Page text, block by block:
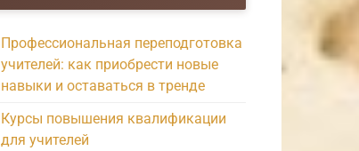
Профессиональная переподготовка
учителей: как приобрести новые
навыки и оставаться в тренде
Курсы повышения квалификации
для учителей